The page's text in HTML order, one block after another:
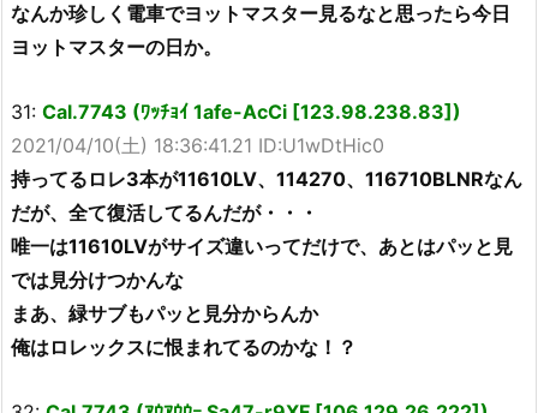
なんか珍しく電車でヨットマスター見るなと思ったら今日
ヨットマスターの日か。
31: Cal.7743 (ﾜｯﾁｮｲ 1afe-AcCi [123.98.238.83])
2021/04/10(土) 18:36:41.21 ID:U1wDtHic0
持ってるロレ3本が11610LV、114270、116710BLNRなん
だが、全て復活してるんだが・・・
唯一は11610LVがサイズ違いってだけで、あとはパッと見
では見分けつかんな
まあ、緑サブもパッと見分からんか
俺はロレックスに恨まれてるのかな！？